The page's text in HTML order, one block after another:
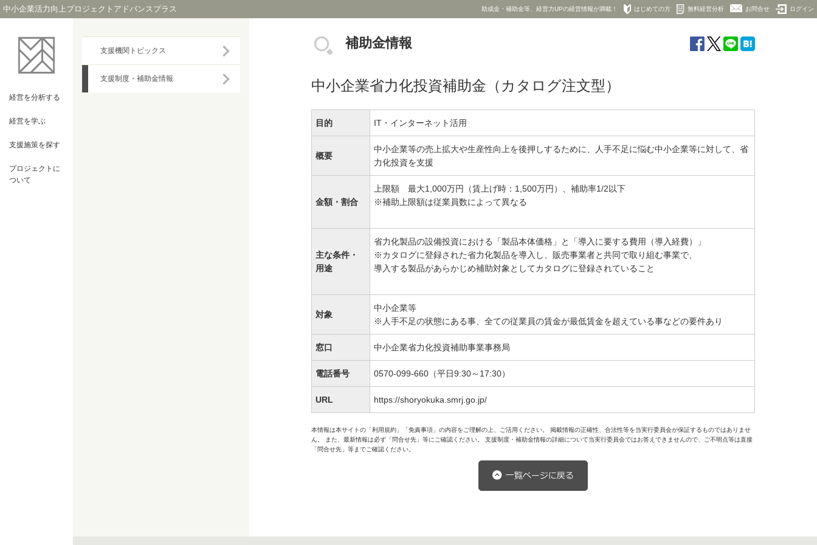
中小企業活力向上プロジェクトアドバンスプラス 助成金・補助金等、経営力UPの経営情報が満載！ はじめての方 無料経営分析 お問合せ ログイン
経営を分析する
経営を学ぶ
支援施策を探す
プロジェクト に
ついて
支援機関トピックス
支援制度・補助金情報
補助金情報
中小企業省力化投資補助金（カタログ注文型）
目的 IT・インターネット活用
概要
中小企業等の売上拡大や生産性向上を後押しするために、人手不足に悩む中小企業等に対して、省
力化投資を支援
金額・割合
上限額 最大1,000万円（賃上げ時：1,500万円）、補助率1/2以下
※補助上限額は従業員数によって異なる
主な条件・
用途
省力化製品の設備投資における「製品本体価格」と「導入に要する費用（導入経費）」
※カタログに登録された省力化製品を導入し、販売事業者と共同で取り組む事業で、
導入する製品があらかじめ補助対象としてカタログに登録されていること
対象
中小企業等
※人手不足の状態にある事、全ての従業員の賃金が最低賃金を超えている事などの要件あり
窓口 中小企業省力化投資補助事業事務局
電話番号 0570-099-660（平日9:30～17:30）
URL https://shoryokuka.smrj.go.jp/
本情報は本サイトの「利用規約」「免責事項」の内容をご理解の上、ご活用ください。 掲載情報の正確性、合法性等を当実行委員会が保証するものではありませ
ん。 また、最新情報は必ず「問合せ先」等にご確認ください。 支援制度・補助金情報の詳細について当実行委員会ではお答えできませんので、ご不明点等は直接
「問合せ先」等までご確認ください。